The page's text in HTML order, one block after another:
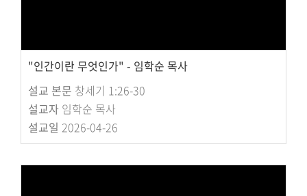
"인간이란 무엇인가" - 임학순 목사
설교 본문 창세기 1:26-30
설교자 임학순 목사
설교일 2026-04-26